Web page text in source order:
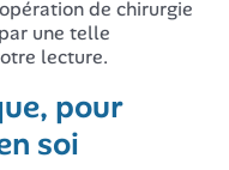
de chirurgie
une telle
lecture.
pour
soi